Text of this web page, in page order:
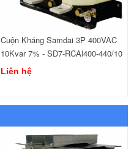
Cuộn Kháng Samdai 3P 400VAC
10Kvar 7% - SD7-RCAl400-440/10
Liên hệ